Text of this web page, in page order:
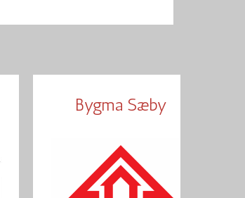
Bygma Sæby